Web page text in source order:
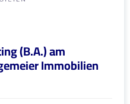
(B.A.) am
Immobilien